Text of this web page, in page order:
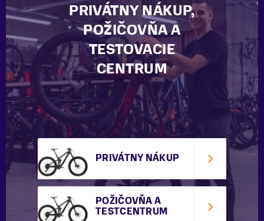
PRIVÁTNY NÁKUP,
POŽIČOVŇA A
TESTOVACIE
CENTRUM
PRIVÁTNY NÁKUP
POŽIČOVŇA A
TESTCENTRUM